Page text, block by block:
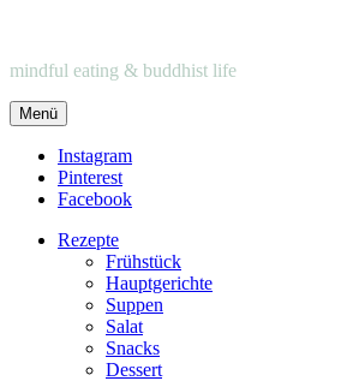
mindful eating & buddhist life
Menü
Instagram
Pinterest
Facebook
Rezepte
Frühstück
Hauptgerichte
Suppen
Salat
Snacks
Dessert